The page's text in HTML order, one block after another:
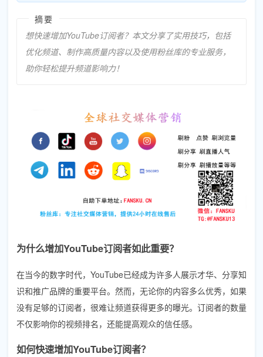
摘要
想快速增加YouTube订阅者？本文分享了实用技巧，包括
优化频道、制作高质量内容以及使用粉丝库的专业服务，
助你轻松提升频道影响力！
为什么增加YouTube订阅者如此重要？
在当今的数字时代，YouTube已经成为许多人展示才华、分享知
识和推广品牌的重要平台。然而，无论你的内容多么优秀，如果
没有足够的订阅者，很难让频道获得更多的曝光。订阅者的数量
不仅影响你的视频排名，还能提高观众的信任感。
如何快速增加YouTube订阅者？